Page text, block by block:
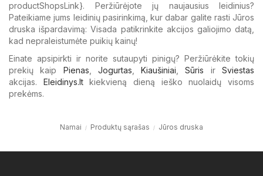
productShopsLink}. Peržiūrėjote jų naujausius leidinius?
Pateikiame jums leidinių pasirinkimą, kur dabar galite rasti Jūros
druska išpardavimą: Visada patikrinkite akcijos galiojimo datą,
kad nepraleistumėte puikių kainų!
Einate apsipirkti ir norite sutaupyti pinigų? Peržiūrėkite tokių
prekių kaip Pienas Jogurtas ,Kiaušiniai ,Sūris irSviestas
akcijas. Eleidinys.ltkiekvieną dieną ieško nuolaidų visoms
prekėms.
Namai Produktų sąrašas Jūros druska